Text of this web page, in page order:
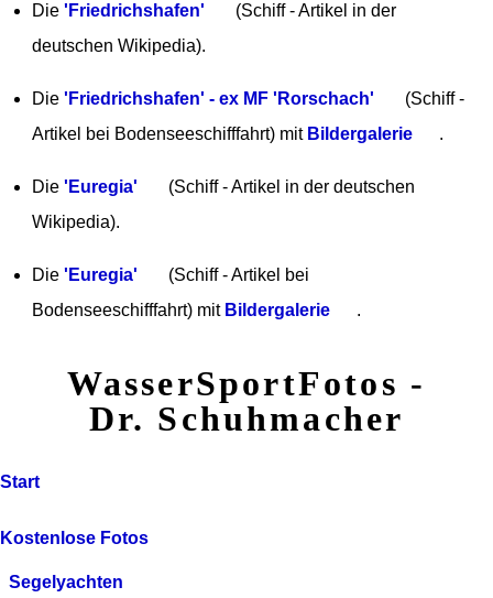
Die'Friedrichshafen'
(Schiff - Artikel in der
deutschen Wikipedia).
Die'Friedrichshafen' - ex MF 'Rorschach'
(Schiff -
Artikel bei Bodenseeschifffahrt) mit Bildergalerie .
Die'Euregia'
(Schiff - Artikel in der deutschen
Wikipedia).
Die'Euregia'
(Schiff - Artikel bei
Bodenseeschifffahrt) mit Bildergalerie .
WasserSportFotos -
Dr. Schuhmacher
Start
Kostenlose Fotos
Segelyachten